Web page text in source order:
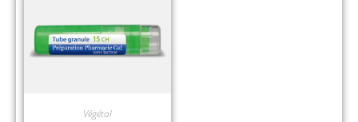
Végétal